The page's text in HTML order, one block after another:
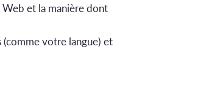
et la manière dont
votre langue) et